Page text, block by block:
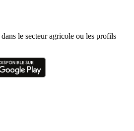
le secteur agricole ou les profils